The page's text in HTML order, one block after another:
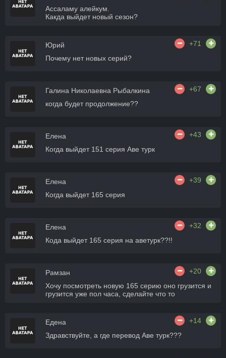
Ассаламу алейкум.
Какда выйдет новый сезон?
Юрий
+71
Почему нет новых серий?
Галина Николаевна Рыбалкина
+67
когда будет продолжение??
Елена
+43
Когда выйдет 151 серия Аве турк
Елена
+39
Когда выйдет 165 серия
Елена
+32
Кода выйдет 165 серия на аветурк??!!
Рамзан
+20
Хочу посмотреть новую 165 серию оно грузится и
грузится уже пол часа, сделайте что то
Едена
+14
Здравствуйте, а где перевод Аве турк???